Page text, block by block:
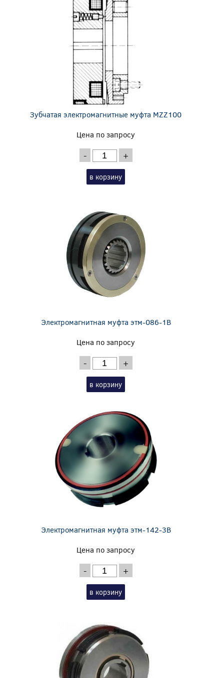
Зубчатая электромагнитные муфта MZZ100
Цена по запросу
- +
в корзину
Электромагнитная муфта этм-086-1В
Цена по запросу
- +
в корзину
Электромагнитная муфта этм-142-3В
Цена по запросу
- +
в корзину